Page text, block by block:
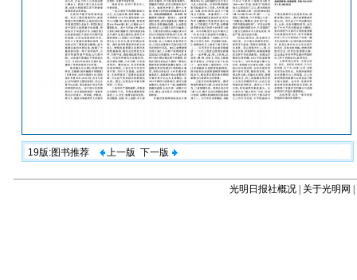
19版:图书推荐 上一版 下一版
光明日报社概况 关于光明网